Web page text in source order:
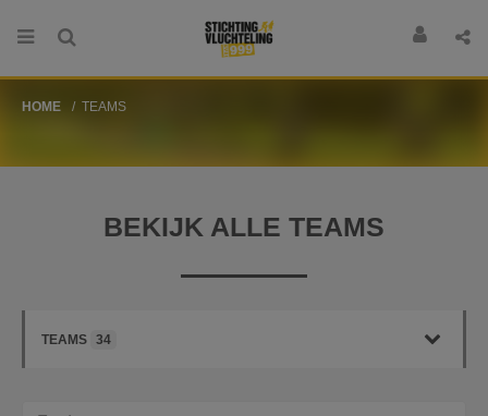
HOME TEAMS
BEKIJK ALLE TEAMS
TEAMS 34